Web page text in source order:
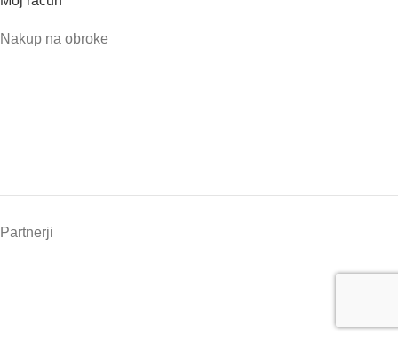
Nakup na obroke
Partnerji